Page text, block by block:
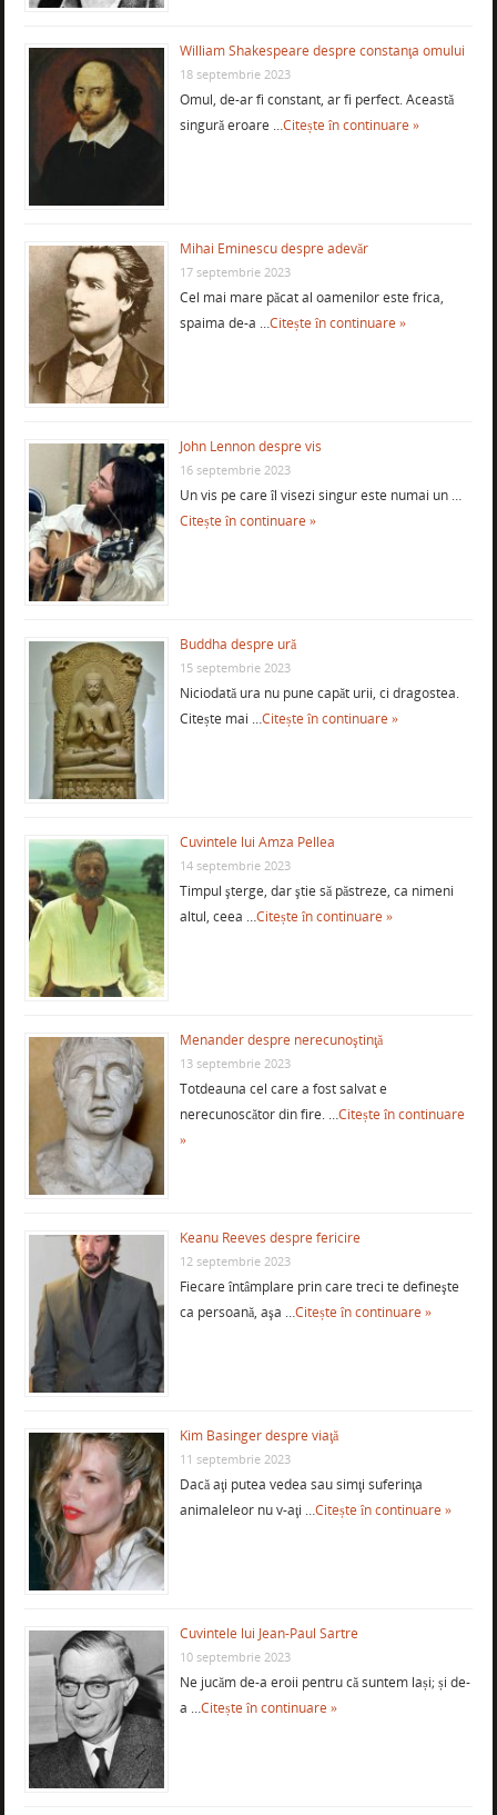
William Shakespeare despre constanţa omului
18 septembrie 2023
Omul, de-ar fi constant, ar fi perfect. Această
singură eroare …Citește în continuare »
Mihai Eminescu despre adevăr
17 septembrie 2023
Cel mai mare păcat al oamenilor este frica,
spaima de-a …Citește în continuare »
John Lennon despre vis
16 septembrie 2023
Un vis pe care îl visezi singur este numai un …
Citește în continuare »
Buddha despre ură
15 septembrie 2023
Niciodată ura nu pune capăt urii, ci dragostea.
Citește mai …Citește în continuare »
Cuvintele lui Amza Pellea
14 septembrie 2023
Timpul şterge, dar ştie să păstreze, ca nimeni
altul, ceea …Citește în continuare »
Menander despre nerecunoştinţă
13 septembrie 2023
Totdeauna cel care a fost salvat e
nerecunoscător din fire. …Citește în continuare
»
Keanu Reeves despre fericire
12 septembrie 2023
Fiecare întâmplare prin care treci te defineşte
ca persoană, aşa …Citește în continuare »
Kim Basinger despre viaţă
11 septembrie 2023
Dacă aţi putea vedea sau simţi suferinţa
animaleleor nu v-aţi …Citește în continuare »
Cuvintele lui Jean-Paul Sartre
10 septembrie 2023
Ne jucăm de-a eroii pentru că suntem lași; și de-
a …Citește în continuare »